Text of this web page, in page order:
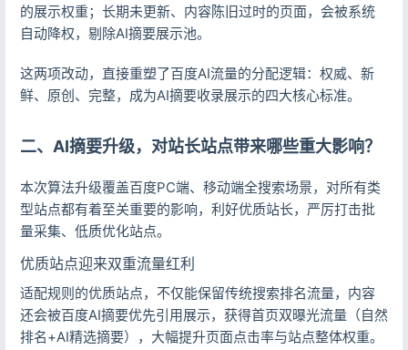
的展示权重；长期未更新、内容陈旧过时的页面，会被系统
自动降权，剔除AI摘要展示池。
这两项改动，直接重塑了百度AI流量的分配逻辑：权威、新
鲜、原创、完整，成为AI摘要收录展示的四大核心标准。
二、AI摘要升级，对站长站点带来哪些重大影响？
本次算法升级覆盖百度PC端、移动端全搜索场景，对所有类
型站点都有着至关重要的影响，利好优质站长，严厉打击批
量采集、低质优化站点。
优质站点迎来双重流量红利
适配规则的优质站点，不仅能保留传统搜索排名流量，内容
还会被百度AI摘要优先引用展示，获得首页双曝光流量（自然
排名+AI精选摘要），大幅提升页面点击率与站点整体权重。